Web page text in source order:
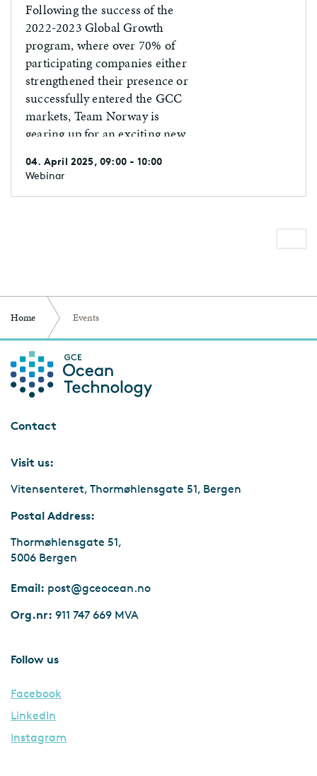
Following the success of the
2022-2023 Global Growth
program, where over 70% of
participating companies either
strengthened their presence or
successfully entered the GCC
markets, Team Norway is
gearing up for an exciting new
04. April 2025, 09:00 - 10:00
Webinar
Home Events
Contact
Visit us:
Vitensenteret, Thormøhlensgate 51, Bergen
Postal Address:
Thormøhlensgate 51,
5006 Bergen
Email: post@gceocean.no
Org.nr: 911 747 669 MVA
Follow us
Facebook
LinkedIn
Instagram